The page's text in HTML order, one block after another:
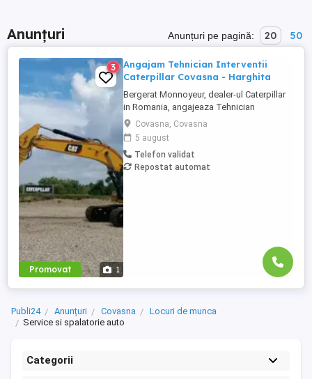
Anunțuri Anunțuri pe pagină: 20 50
Promovat 1
3
Angajam Tehnician Interventii
Caterpillar Covasna - Harghita
Bergerat Monnoyeur, dealer-ul Caterpillar
in Romania, angajeaza Tehnician
Electromecanic pentru interventii pe teren.
Pozitiile sunt cadrul diviziei de utilaje
Caterpillar. Zona pentru care recrutam este
Covasna-Harghita si zonele invecinate.
Candidatul poate sa aiba domiciliul in
Covasna, Covasna
5 august
Telefon validat
Repostat automat
Publi24 Anunțuri Covasna
Locuri de munca
Service si spalatorie auto
Categorii